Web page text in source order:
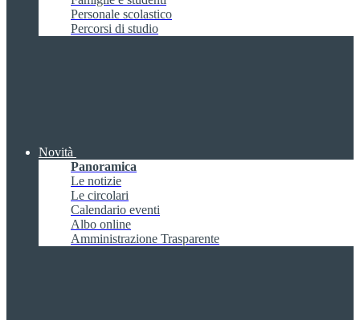
Personale scolastico
Percorsi di studio
Novità
Panoramica
Le notizie
Le circolari
Calendario eventi
Albo online
Amministrazione Trasparente